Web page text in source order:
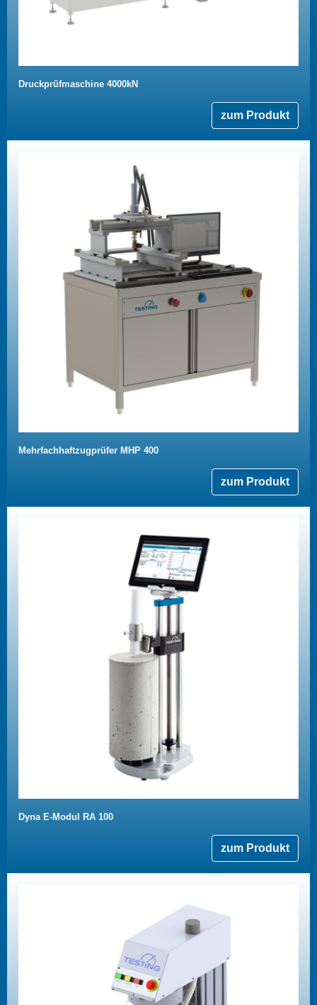
Druckprüfmaschine 4000kN
zum Produkt
Mehrfachhaftzugprüfer MHP 400
zum Produkt
Dyna E-Modul RA 100
zum Produkt